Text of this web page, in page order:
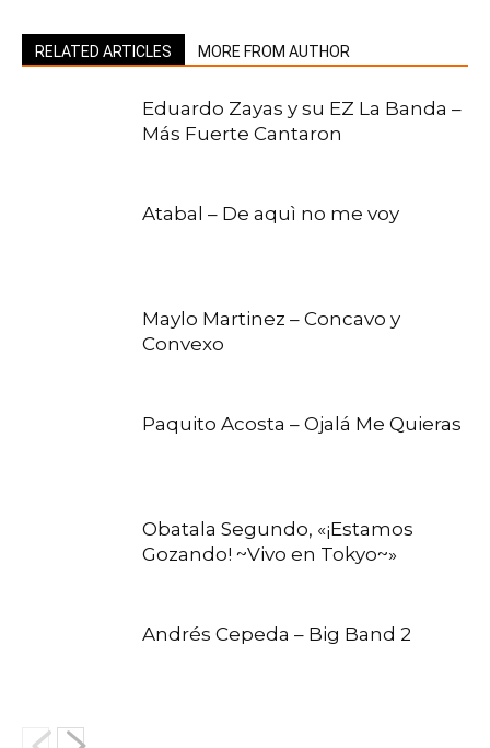
RELATED ARTICLES MORE FROM AUTHOR
Eduardo Zayas y su EZ La Banda –
Más Fuerte Cantaron
Atabal – De aquì no me voy
Maylo Martinez – Concavo y
Convexo
Paquito Acosta – Ojalá Me Quieras
Obatala Segundo, «¡Estamos
Gozando! ~Vivo en Tokyo~»
Andrés Cepeda – Big Band 2